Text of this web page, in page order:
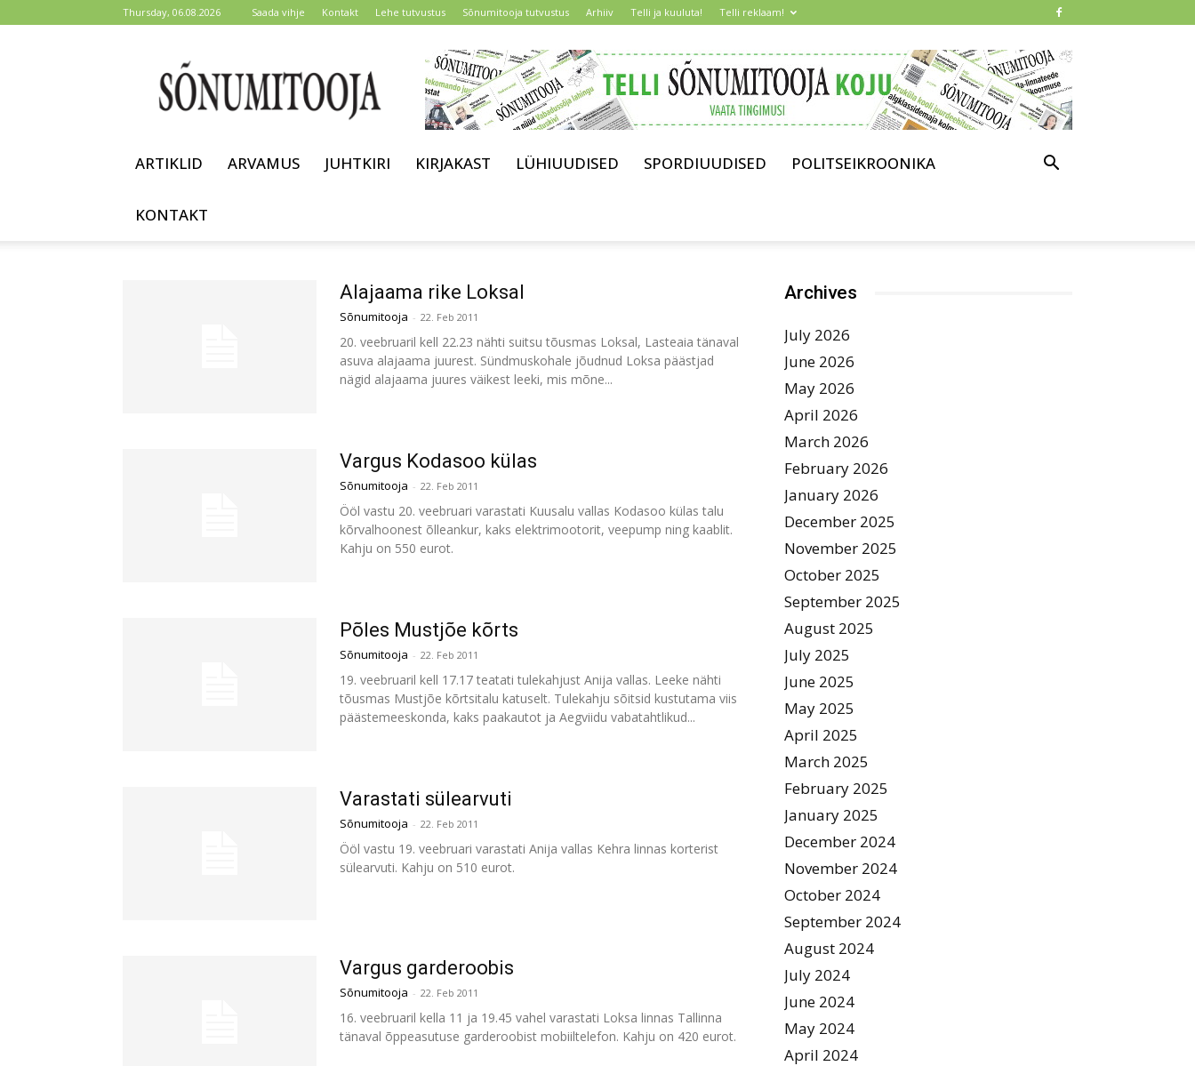
Thursday, 06.08.2026 Saada vihje Kontakt Lehe tutvustus Sõnumitooja tutvustus Arhiiv Telli ja kuuluta! Telli reklaam!
ARTIKLID ARVAMUS JUHTKIRI KIRJAKAST LÜHIUUDISED SPORDIUUDISED POLITSEIKROONIKA
KONTAKT
Alajaama rike Loksal
Sõnumitooja - 22. Feb 2011
20. veebruaril kell 22.23 nähti suitsu tõusmas Loksal, Lasteaia tänaval
asuva alajaama juurest. Sündmuskohale jõudnud Loksa päästjad
nägid alajaama juures väikest leeki, mis mõne...
Vargus Kodasoo külas
Sõnumitooja - 22. Feb 2011
Ööl vastu 20. veebruari varastati Kuusalu vallas Kodasoo külas talu
kõrvalhoonest õlleankur, kaks elektrimootorit, veepump ning kaablit.
Kahju on 550 eurot.
Põles Mustjõe kõrts
Sõnumitooja - 22. Feb 2011
19. veebruaril kell 17.17 teatati tulekahjust Anija vallas. Leeke nähti
tõusmas Mustjõe kõrtsitalu katuselt. Tulekahju sõitsid kustutama viis
päästemeeskonda, kaks paakautot ja Aegviidu vabatahtlikud...
Varastati sülearvuti
Sõnumitooja - 22. Feb 2011
Ööl vastu 19. veebruari varastati Anija vallas Kehra linnas korterist
sülearvuti. Kahju on 510 eurot.
Vargus garderoobis
Sõnumitooja - 22. Feb 2011
16. veebruaril kella 11 ja 19.45 vahel varastati Loksa linnas Tallinna
tänaval õppeasutuse garderoobist mobiiltelefon. Kahju on 420 eurot.
Archives
July 2026
June 2026
May 2026
April 2026
March 2026
February 2026
January 2026
December 2025
November 2025
October 2025
September 2025
August 2025
July 2025
June 2025
May 2025
April 2025
March 2025
February 2025
January 2025
December 2024
November 2024
October 2024
September 2024
August 2024
July 2024
June 2024
May 2024
April 2024